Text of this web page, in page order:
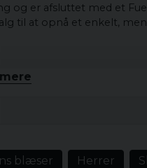
og er afsluttet med et
til at opnå et enkelt,
blæser Herrer